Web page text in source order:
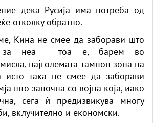
дека Русија има потреба од
отколку обратно.
Кина не смее да заборави што
за неа - тоа е, барем во
најголемата тампон зона на
исто така не смее да заборави
што започна со војна која, иако
сега ѝ предизвикува многу
вклучително и економски.